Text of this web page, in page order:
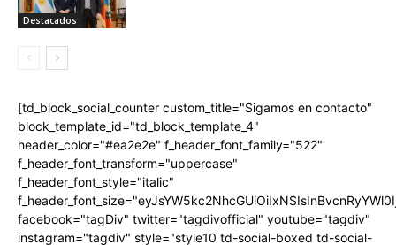
Destacados
[td_block_social_counter custom_title="Sigamos en contacto"
block_template_id="td_block_template_4"
header_color="#ea2e2e" f_header_font_family="522"
f_header_font_transform="uppercase"
f_header_font_style="italic"
facebook="tagDiv" twitter="tagdivofficial" youtube="tagdiv"
instagram="tagdiv" style="style10 td-social-boxed td-social-